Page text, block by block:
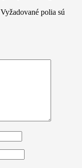
Vyžadované polia sú